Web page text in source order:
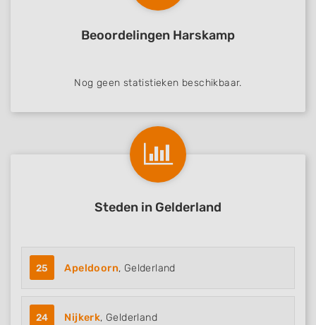
Beoordelingen Harskamp
Nog geen statistieken beschikbaar.
Steden in Gelderland
25 Apeldoorn, Gelderland
24 Nijkerk, Gelderland